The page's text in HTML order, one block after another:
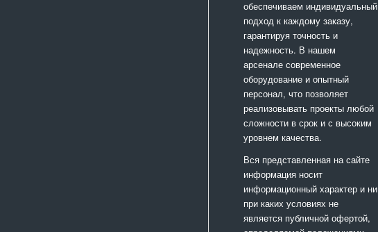
обеспечиваем индивидуальный
подход к каждому заказу,
гарантируя точность и
надежность. В нашем
арсенале современное
оборудование и опытный
персонал, что позволяет
реализовывать проекты любой
сложности в срок и с высоким
уровнем качества.
Вся представленная на сайте
информация носит
информационный характер и ни
при каких условиях не
является публичной офертой,